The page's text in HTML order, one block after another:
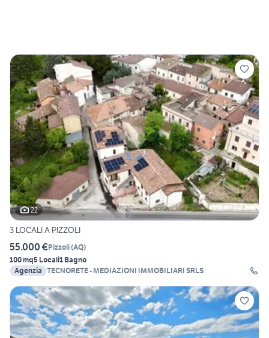
22
3 LOCALI A PIZZOLI
55.000 €Pizzoli(AQ)
100 mq5 Locali1 Bagno
Agenzia TECNORETE - MEDIAZIONI IMMOBILIARI SRLS